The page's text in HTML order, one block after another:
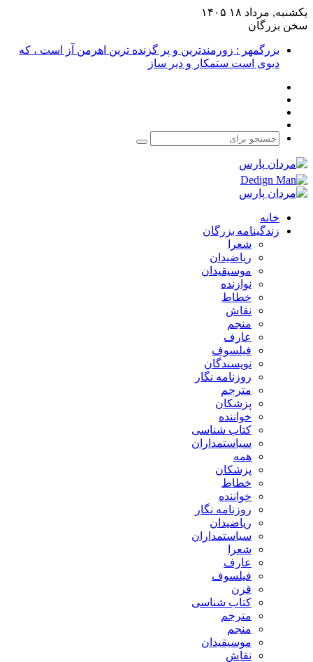
یکشنبه, مرداد ۱۸ ۱۴۰۵
سخن بزرگان
بزرگمهر : زورمندترین و پر گزنده ترین اهرمن آز است ، که
دیوی است ستمکار و دیر ساز
جستجو
خانه
زندگینامه بزرگان
شعرا
ریاضیدان
موسیقیدان
نوازنده
خطاط
نقاش
منجم
عارف
فیلسوف
نویسندگان
روزنامه نگار
مترجم
پزشکان
خواننده
کتاب شناسی
سیاستمداران
همه
پزشکان
خطاط
خواننده
روزنامه نگار
ریاضیدان
سیاستمداران
شعرا
عارف
فیلسوف
قرن
کتاب شناسی
مترجم
منجم
موسیقیدان
نقاش